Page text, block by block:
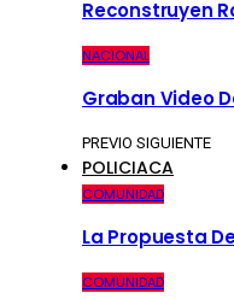
Reconstruyen
NACIONAL
Graban Video
PREVIO SIGUIENTE
POLICIACA
COMUNIDAD
La Propuesta
COMUNIDAD